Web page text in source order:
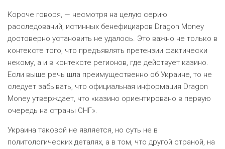
Короче говоря, — несмотря на целую серию
расследований, истинных бенефициаров Dragon Money
достоверно установить не удалось. Это важно не только в
контексте того, что предъявлять претензии фактически
некому, а и в контексте регионов, где действует казино.
Если выше речь шла преимущественно об Украине, то не
следует забывать, что официальная информация Dragon
Money утверждает, что «казино ориентировано в первую
очередь на страны СНГ».
Украина таковой не является, но суть не в
политологических деталях, а в том, что другой страной, на